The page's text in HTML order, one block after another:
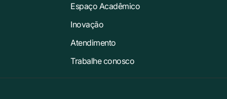
Espaço Acadêmico
Inovação
Atendimento
Trabalhe conosco